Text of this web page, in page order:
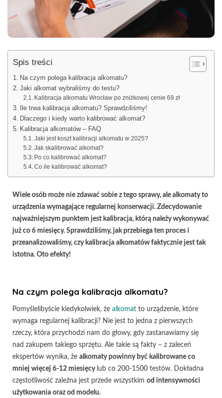
Spis treści
Na czym polega kalibracja alkomatu?
Jaki alkomat wybraliśmy do testu?
Kalibracja alkomatu Wrocław po zniżkowej cenie 69 zł
Ile trwa kalibracja alkomatu? Sprawdziliśmy!
Dlaczego i kiedy warto kalibrować alkomat?
Kalibracja alkomatów – FAQ
Jaki jest koszt kalibracji alkomatu w 2025?
Jak skalibrować alkomat?
Po co kalibrować alkomat?
Co ile kalibrować alkomat?
Wiele osób może nie zdawać sobie z tego sprawy, ale alkomaty to
urządzenia wymagające regularnej konserwacji. Zdecydowanie
najważniejszym punktem jest kalibracja, którą należy wykonywać
już co 6 miesięcy. Sprawdziliśmy, jak przebiega ten proces i
przeanalizowaliśmy, czy kalibracja alkomatów faktycznie jest tak
istotna. Oto efekty!
Na czym polega kalibracja alkomatu?
Pomyślelibyście kiedykolwiek, że alkomat to urządzenie, które
wymaga regularnej kalibracji? Nie jest to jedna z pierwszych
rzeczy, która przychodzi nam do głowy, gdy zastanawiamy się
nad zakupem takiego sprzętu. Ale takie są fakty – z zaleceń
ekspertów wynika, że alkomaty powinny być kalibrowane co
mniej więcej 6-12 miesięcy lub co 200-1500 testów. Dokładna
częstotliwość zależna jest przede wszystkim od intensywności
użytkowania oraz od modelu.